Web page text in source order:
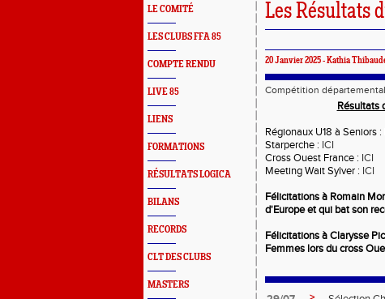
LE COMITÉ
LES CLUBS FFA 85
COMPTE RENDU
LIVE 85
LIENS
FORMATIONS
RÉSULTATS LOGICA
BILANS
RECORDS
CLT DES CLUBS
MASTERS
Les Résultats
20 Janvier 2025 - Kathia
Compétition
Résultats
Régionaux U18 à Seniors :
Starperche : ICI
Cross Ouest France : ICI
Meeting Wait Sylver : ICI
Félicitations à Romain
d'Europe et qui bat son
Félicitations à Clarysse
Femmes lors du cross